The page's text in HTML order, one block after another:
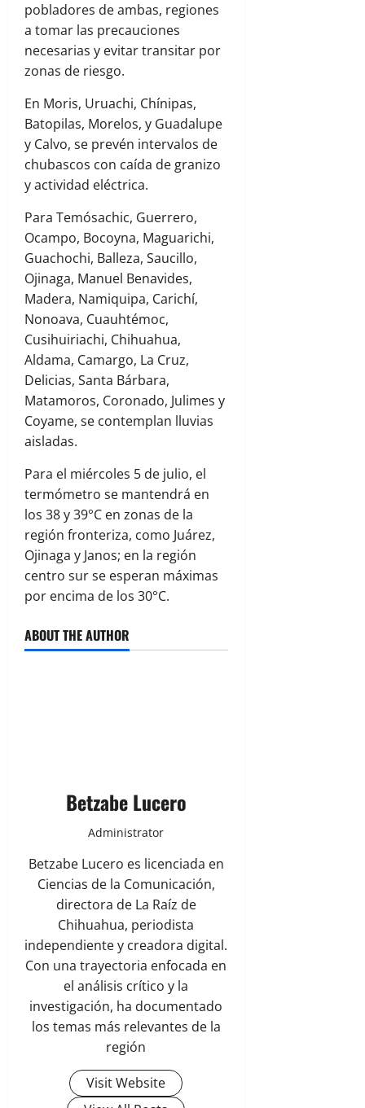
pobladores de ambas, regiones
a tomar las precauciones
necesarias y evitar transitar por
zonas de riesgo.
En Moris, Uruachi, Chínipas,
Batopilas, Morelos, y Guadalupe
y Calvo, se prevén intervalos de
chubascos con caída de granizo
y actividad eléctrica.
Para Temósachic, Guerrero,
Ocampo, Bocoyna, Maguarichi,
Guachochi, Balleza, Saucillo,
Ojinaga, Manuel Benavides,
Madera, Namiquipa, Carichí,
Nonoava, Cuauhtémoc,
Cusihuiriachi, Chihuahua,
Aldama, Camargo, La Cruz,
Delicias, Santa Bárbara,
Matamoros, Coronado, Julimes y
Coyame, se contemplan lluvias
aisladas.
Para el miércoles 5 de julio, el
termómetro se mantendrá en
los 38 y 39°C en zonas de la
región fronteriza, como Juárez,
Ojinaga y Janos; en la región
centro sur se esperan máximas
por encima de los 30°C.
ABOUT THE AUTHOR
Betzabe Lucero
Administrator
Betzabe Lucero es licenciada en
Ciencias de la Comunicación,
directora de La Raíz de
Chihuahua, periodista
independiente y creadora digital.
Con una trayectoria enfocada en
el análisis crítico y la
investigación, ha documentado
los temas más relevantes de la
región
Visit Website